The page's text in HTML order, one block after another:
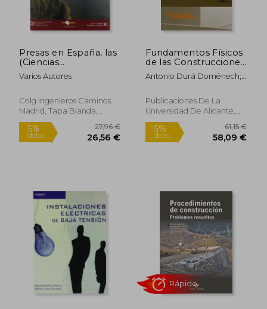
dcto. 33,25 € dcto.
Presas en España, las
(Ciencias
Humanidades Ingen)
Varios Autores
Colg Ingenieros Caminos
Madrid, Tapa Blanda,
Nuevo
Fundamentos Físicos
de las Construcciones
Arquitectónicas.
Volumen ii: Mecánica
Termodinámica y
Electromagnetismo
Antonio Durá Doménech;
Joaquín Rodes Roca;
Amparo Marco Tobarra;
Jenaro Vera Guarinos
Publicaciones De La
Universidad De Alicante,
2005, 1 Edición, Tapa
Blanda, Nuevo